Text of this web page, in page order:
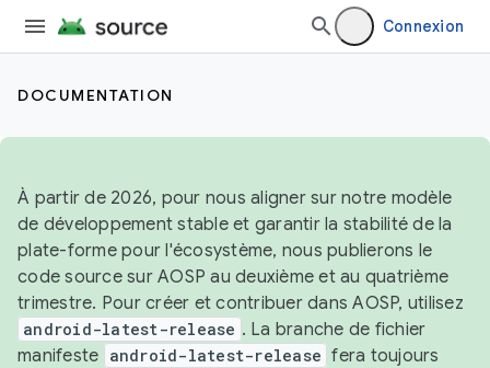
Connexion
DOCUMENTATION
À partir de 2026, pour nous aligner sur notre modèle
de développement stable et garantir la stabilité de la
plate-forme pour l'écosystème, nous publierons le
code source sur AOSP au deuxième et au quatrième
trimestre. Pour créer et contribuer dans AOSP, utilisez
android-latest-release . La branche de fichier
manifeste android-latest-release fera toujours